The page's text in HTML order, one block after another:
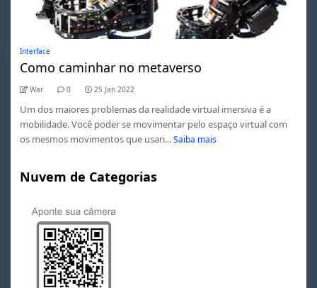
Interface
Como caminhar no metaverso
War 0 25 Jan 2022
Um dos maiores problemas da realidade virtual imersiva é a
mobilidade. Você poder se movimentar pelo espaço virtual com
os mesmos movimentos que usari... Saiba mais
Nuvem de Categorias